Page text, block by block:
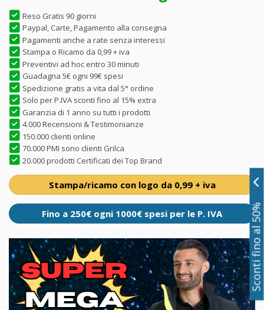
Reso Gratis 90 giorni
Paypal, Carte, Pagamento alla consegna
Pagamenti anche a rate senza interessi
Stampa o Ricamo da 0,99 + iva
Preventivi ad hoc entro 30 minuti
Guadagna 5€ ogni 99€ spesi
Spedizione gratis a vita dal 5° ordine
Solo per P.IVA sconti fino al 15% extra
Garanzia di 1 anno su tutti i prodotti
4.000 Recensioni & Testimonianze
150.000 clienti online
70.000 PMI sono clienti Grilca
20.000 prodotti Certificati dei Top Brand
Stampa/ricamo con logo da 0,99 + iva
Fino a 250€ ogni 1000€ spesi per le P. IVA Sconti fino al 50%